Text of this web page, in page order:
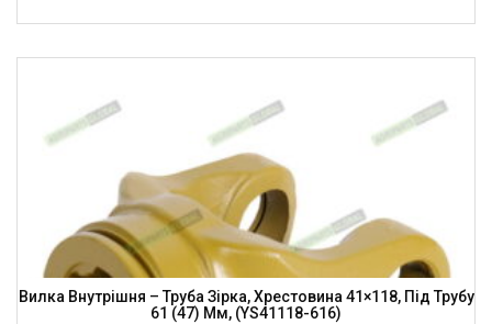
Вилка Внутрішня – Труба Зірка, Хрестовина 41×118, Під Трубу
61 (47) Мм, (YS41118-616)